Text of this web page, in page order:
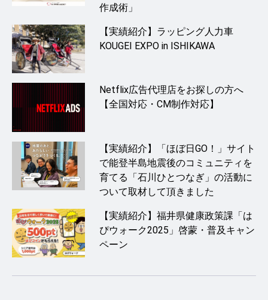
作成術」
【実績紹介】ラッピング人力車
KOUGEI EXPO in ISHIKAWA
Netflix広告代理店をお探しの方へ
【全国対応・CM制作対応】
【実績紹介】「ほぼ日GO！」サイト
で能登半島地震後のコミュニティを
育てる「石川ひとつなぎ」の活動に
ついて取材して頂きました
【実績紹介】福井県健康政策課「は
ぴウォーク2025」啓蒙・普及キャン
ペーン